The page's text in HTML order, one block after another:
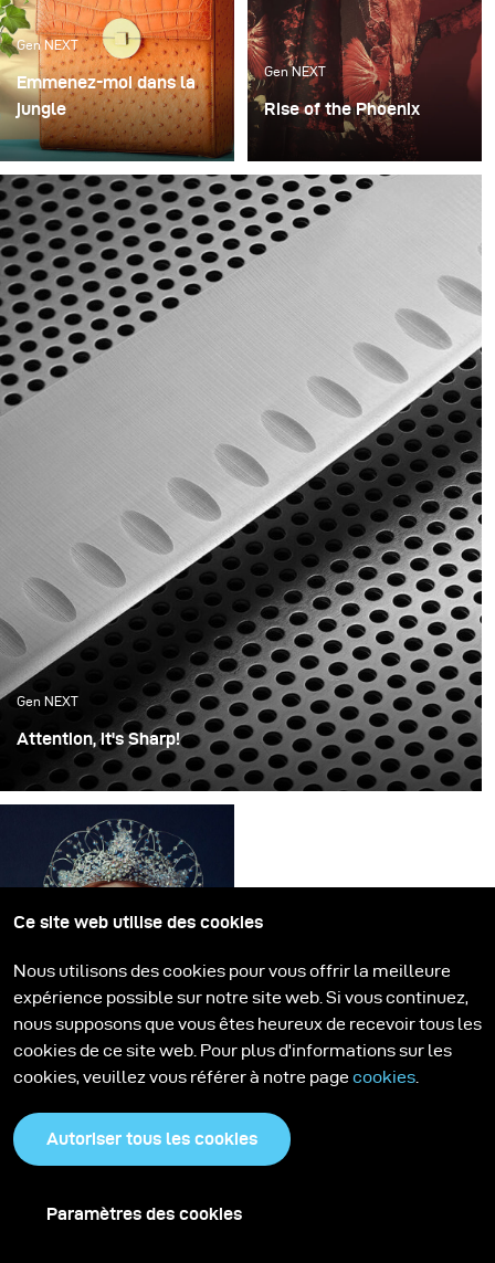
Gen NEXT
Emmenez-moi dans la
jungle
L'une de mes créatrices
de sacs à main préférées
et cliente de longue date,
Frau Frieda, ne fait que
fabriquer les plus beaux
sacs. Pour mettre en
valeur ces pièces
étonnantes, nous avons
créé une atmosphère de
jungle avec des tons
Gen NEXT
Attention, it's Sharp!
For this shoot, I wanted the photos to be minimalistic
and sleek. It all started with this idea of showing parts of
the knife, like a teaser shot that makes you want to see
more.
Gen NEXT
Rise of the Phoenix
Lighting becomes an
extremely important
factor whenever I plan
my conceptual fashion
projects. It always plays
the key part in delivering
not just the mood, but
also the idea of my final
Gen NEXT
Immemorial
My work has always
been heavily influenced
Flemish Primitives and
Ce site web utilise des cookies
Nous utilisons des cookies pour vous offrir la meilleure
expérience possible sur notre site web. Si vous continuez,
nous supposons que vous êtes heureux de recevoir tous les
cookies de ce site web. Pour plus d'informations sur les
cookies, veuillez vous référer à notre page cookies
Autoriser tous les cookies
Paramètres des cookies